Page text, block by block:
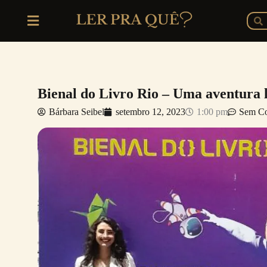
o
Bienal do Livro Rio – Uma
Bárbara Seibel setembro 12, 2023 1:00 pm Sem